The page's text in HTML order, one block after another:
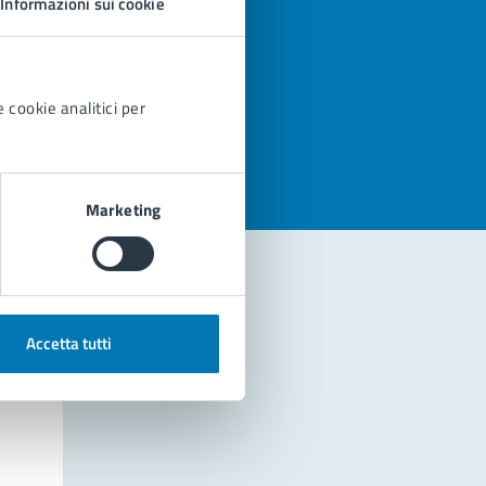
cookie analitici per
Marketing
Accetta tutti